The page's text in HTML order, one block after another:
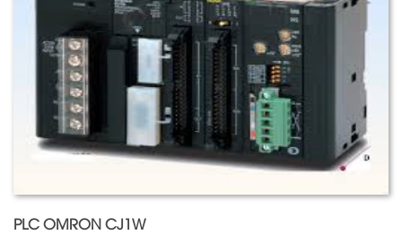
rơ le điện tử có khả năng xử lý và phản hồi nhanh chóng,
nhằm nâng cao hiệu suất hoạt động và độ an toàn cho
các hệ thống mà nó kiểm soát. N
PLC OMRON CJ1W